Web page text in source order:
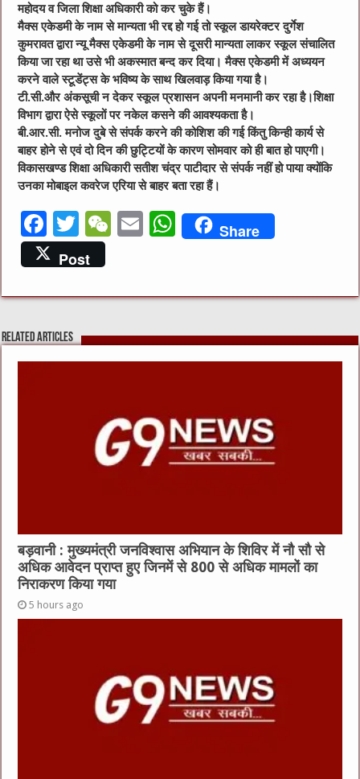
महोदय व जिला शिक्षा अधिकारी को कर चुके हैं।
मैक्स एकेडमी के नाम से मान्यता भी रद्द हो गई तो स्कूल डायरेक्टर दुर्गेश
कुमरावत द्वारा न्यू मैक्स एकेडमी के नाम से दूसरी मान्यता लाकर स्कूल संचालित
किया जा रहा था उसे भी अकस्मात बन्द कर दिया। मैक्स एकेडमी में अध्ययन
करने वाले स्टूडेंट्स के भविष्य के साथ खिलवाड़ किया गया है।
टी.सी.और अंकसूची न देकर स्कूल प्रशासन अपनी मनमानी कर रहा है।शिक्षा
विभाग द्वारा ऐसे स्कूलों पर नकेल कसने की आवश्यकता है।
बी.आर.सी. मनोज दुबे से संपर्क करने की कोशिश की गई किंतु किन्ही कार्य से
बाहर होने से एवं दो दिन की छुट्टियों के कारण सोमवार को ही बात हो पाएगी।
विकासखण्ड शिक्षा अधिकारी सतीश चंद्र पाटीदार से संपर्क नहीं हो पाया क्योंकि
उनका मोबाइल कवरेज एरिया से बाहर बता रहा हैं।
F
a
c
e
b
o
T
w
it
te
W
h
E
l
W
s
p
Share
Post
Related Articles
बड़वानी : मुख्यमंत्री जनविश्वास अभियान के शिविर में नौ सौ से
अधिक आवेदन प्राप्त हुए जिनमें से 800 से अधिक मामलों का
निराकरण किया गया
5 hours ago